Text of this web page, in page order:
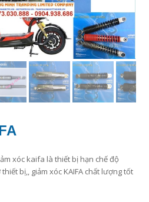
xóc kaifa là thiết bị hạn chế độ
bị,, giảm xóc KAIFA chất lượng tốt